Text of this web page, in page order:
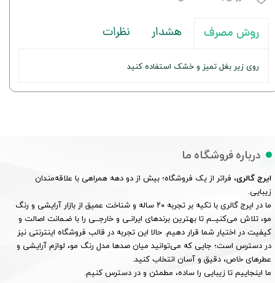
روش مصرف هشدار نظرات
روی زیر بغل تمیز و خشک استفاده کنید
درباره فروشگاه ما
ایرج گالری، فراتر از یک فروشگاه؛ بیش از دو دهه همراهی با علاقه‌مندان
زیبایی.
ما در ایرج گالری با تکیه بر تجربه ۲۰ ساله و شناخت عمیق از بازار آرایشی و رنگ
مو، تلاش می‌کنیــم تا بهترین برندهای ایرانـی و خارجــی را با ضـمانت اصالت و
کیفیت در اختیار شما قرار دهیم. حالا این تجربه در قالب فروشگاه اینترنتی نیز
در دسترس است؛ جایی که می‌توانید میان صدها مدل رنگ مو، لوازم آرایشی و
عطرهای خاص، دقیق و آسان انتخاب کنید.
ما اینجاییم تا زیبایی را ساده، مطمئن و در دسترس کنیم.